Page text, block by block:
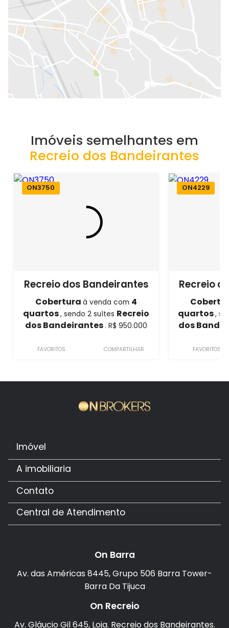
Imóveis semelhantes em
Recreio dos Bandeirantes
ON3750
Recreio dos Bandeirantes
Coberturaà venda com 4
quartos, sendo 2 suítes Recreio
dos Bandeirantes. R$ 950.000
FAVORITOS COMPARTILHAR
ON4229
Recreio
quartos,
dos
FAVORITOS
Imóvel
A imobiliaria
Contato
Central de Atendimento
On Barra
Av. das Américas 8445, Grupo 506 Barra Tower-
Barra Da Tijuca
On Recreio
Av. Gláucio Gil 645, Loja. Recreio dos Bandeirantes.